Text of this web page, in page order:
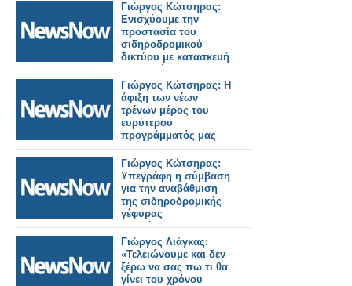
Γιώργος Κώτσηρας:
Ενισχύουμε την
προστασία του
σιδηροδρομικού
δικτύου με κατασκευή
ενισχυμένης
περίφραξης σε
Θριάσιο, Θήβα και
Ζευγολατιό.
Γιώργος Κώτσηρας: Η
άφιξη των νέων
τρένων μέρος του
ευρύτερου
προγράμματός μας
για εκσυγχρονισμό
των σιδηροδρομικών
μεταφορών.
Γιώργος Κώτσηρας:
Υπεγράφη η σύμβαση
για την αναβάθμιση
της σιδηροδρομικής
γέφυρας
Πουλόπουλου στα
Πετράλωνα.
Γιώργος Λιάγκας:
«Τελειώνουμε και δεν
ξέρω να σας πω τι θα
γίνει του χρόνου